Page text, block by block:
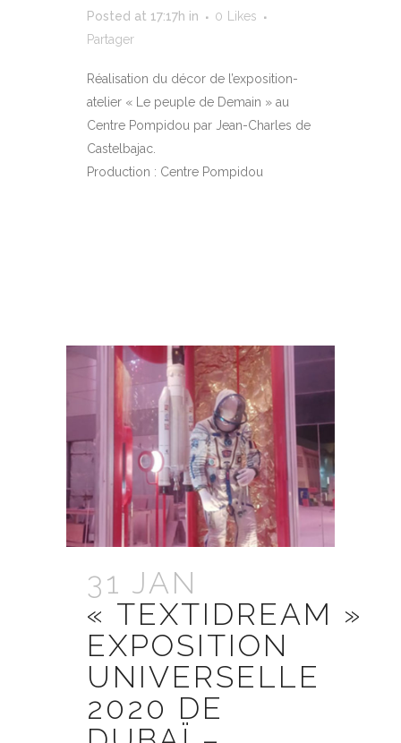
Posted at 17:17h in 0
Likes
Partager
Réalisation du décor de l’exposition-
atelier « Le peuple de Demain » au
Centre Pompidou par Jean-Charles de
Castelbajac.
Production : Centre Pompidou
31 JAN
« TEXTIDREAM »
EXPOSITION
UNIVERSELLE
2020 DE